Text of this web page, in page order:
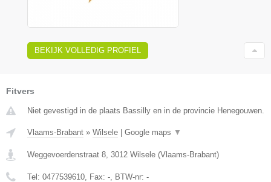
BEKIJK VOLLEDIG PROFIEL
Fitvers
Niet gevestigd in de plaats Bassilly en in de provincie Henegouwen.
Vlaams-Brabant » Wilsele | Google maps ▼
Weggevoerdenstraat 8 3012 Wilsele (Vlaams-Brabant)
Tel: 0477539610 , Fax: - , BTW-nr: -